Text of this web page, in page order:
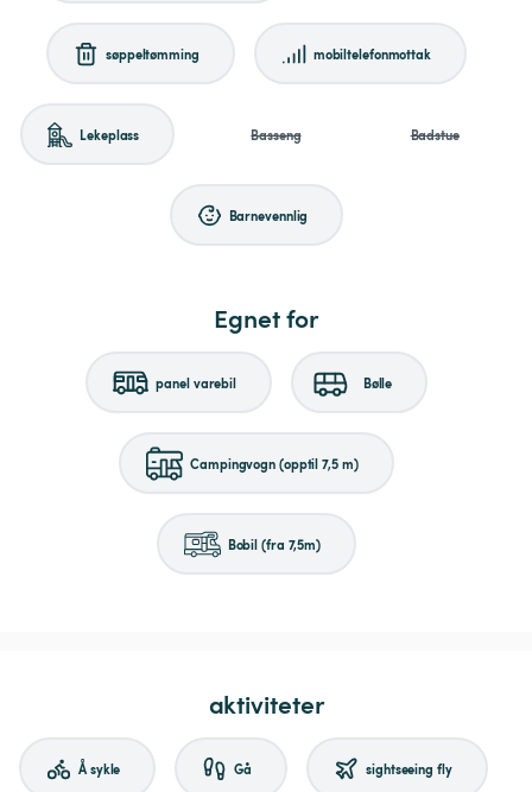
søppeltømming mobiltelefonmottak
Lekeplass Basseng Badstue
Barnevennlig
Egnet for
panel varebil Bølle
Campingvogn (opptil 7,5 m)
Bobil (fra 7,5m)
aktiviteter
Å sykle Gå sightseeing fly